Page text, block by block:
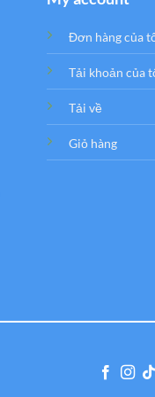
Đơn hàng của
Tải khoản của
Tải về
Giỏ hàng